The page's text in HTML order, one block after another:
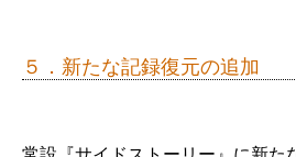
５．新たな記録復元の追加